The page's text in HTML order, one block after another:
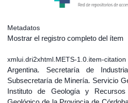
Metadatos
Mostrar el registro completo del ítem
xmlui.dri2xhtml.METS-1.0.item-citation
Argentina. Secretaría de
Subsecretaría de Minería. Servicio
Instituto de Geología y